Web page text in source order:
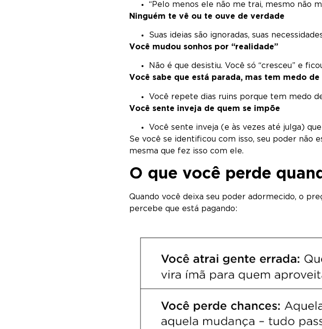
“Pelo menos ele não me trai, mesmo não
Ninguém te vê ou te ouve de verdade
Suas ideias são ignoradas, suas
Você mudou sonhos por “realidade”
Não é que desistiu. Você só “cresceu” e
Você sabe que está parada, mas tem medo de
Você repete dias ruins porque tem medo
Você sente inveja de quem se impõe
Você sente inveja (e às vezes até julga)
Se você se identificou com isso, seu poder não
mesma que fez isso com ele.
O que você perde
Quando você deixa seu poder adormecido, o
percebe que está pagando: